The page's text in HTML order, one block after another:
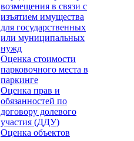
возмещения в связи с
изъятием имущества
для государственных
или муниципальных
нужд
Оценка стоимости
парковочного места в
паркинге
Оценка прав и
обязанностей по
договору долевого
участия (ДДУ)
Оценка объектов